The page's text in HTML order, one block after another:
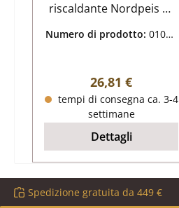
riscaldante Nordpeis N-
guarnizione sportello
sigillante sportello,
treccia guarnizione
piatta dimensioni (L/A) 14
mm x 3 mm lunghezza
2,2 cm
Numero di prodotto:01065
Prezzo normale:
26,81 €
tempi di consegna ca. 3-4
settimane
Dettagli
Spedizione gratuita da 449 €